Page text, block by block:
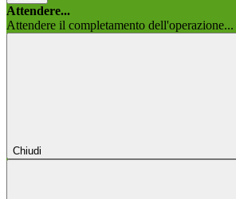
Attendere...
Attendere il completamento dell'operazione...
Chiudi